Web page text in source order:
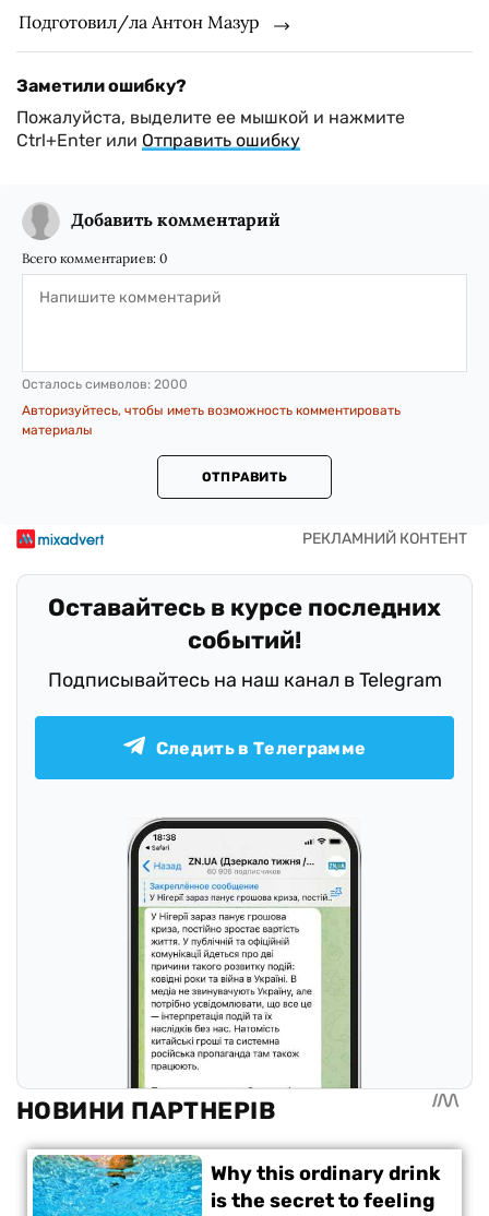
Подготовил/ла Антон Мазур
Заметили ошибку?
Пожалуйста, выделите ее мышкой и нажмите
Ctrl+Enter или Отправить ошибку
Добавить комментарий
Всего комментариев: 0
Осталось символов: 2000
Авторизуйтесь, чтобы иметь возможность комментировать
материалы
ОТПРАВИТЬ
Оставайтесь в курсе последних
событий!
Подписывайтесь на наш канал в Telegram
Следить в Телеграмме